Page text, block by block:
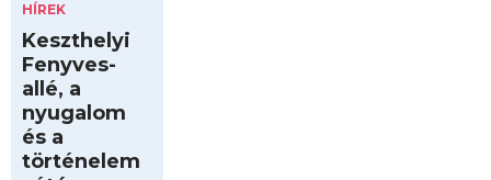
HÍREK
Keszthelyi
Fenyves-
allé, a
nyugalom
és a
történelem